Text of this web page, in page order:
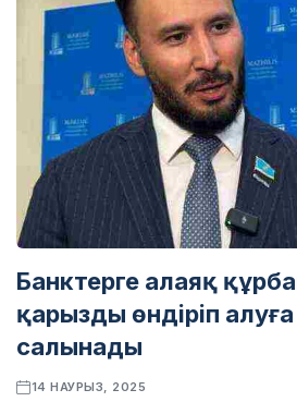
Банктерге алаяқ
қарызды өндіріп
салынады
14 НАУРЫЗ, 2025